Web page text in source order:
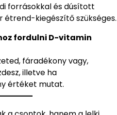
forrásokkal és dúsított
étrend-kiegészítő szükséges.
fordulni D-vitamin
fáradékony vagy,
illetve ha
értéket mutat.